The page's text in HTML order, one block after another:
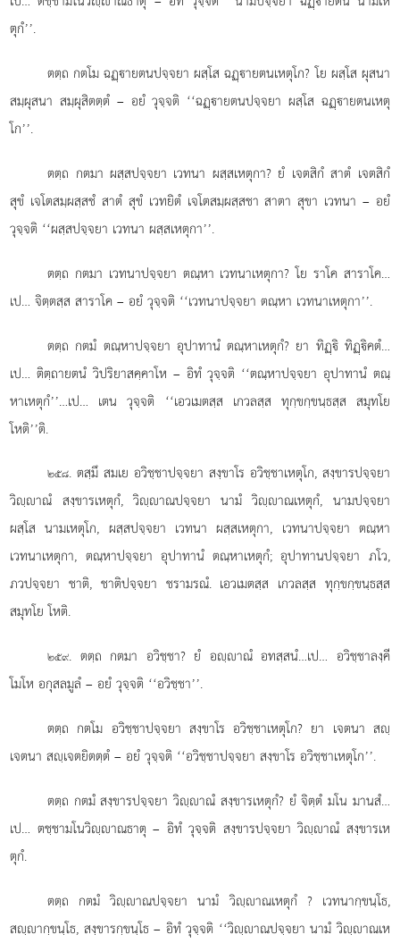
ตุกํ’’.
ตตฺถ กตโม ฉฏฺายตนปจฺจยา ผสฺโส ฉฏฺายตนเหตุโก? โย ผสฺโส ผุสนา
สมฺผุสนา สมฺผุสิตตฺตํ – อยํ วุจฺจติ ‘‘ฉฏฺายตนปจฺจยา ผสฺโส ฉฏฺายตนเหตุ
โก’’.
ตตฺถ กตมา ผสฺสปจฺจยา เวทนา ผสฺสเหตุกา? ยํ เจตสิกํ สาตํ เจตสิกํ
สุขํ เจโตสมฺผสฺสชํ สาตํ สุขํ เวทยิตํ เจโตสมฺผสฺสชา สาตา สุขา เวทนา – อยํ
วุจฺจติ ‘‘ผสฺสปจฺจยา เวทนา ผสฺสเหตุกา’’.
ตตฺถ กตมา เวทนาปจฺจยา ตณฺหา เวทนาเหตุกา? โย ราโค สาราโค…
เป… จิตฺตสฺส สาราโค – อยํ วุจฺจติ ‘‘เวทนาปจฺจยา ตณฺหา เวทนาเหตุกา’’.
ตตฺถ กตมํ ตณฺหาปจฺจยา อุปาทานํ ตณฺหาเหตุกํ? ยา ทิฏฺิ ทิฏฺิคตํ…
เป… ติตฺถายตนํ วิปริยาสคฺคาโห – อิทํ วุจฺจติ ‘‘ตณฺหาปจฺจยา อุปาทานํ ตณฺ
หาเหตุกํ’’…เป… เตน วุจฺจติ ‘‘เอวเมตสฺส เกวลสฺส ทุกฺขกฺขนฺธสฺส สมุทโย
โหติ’’ติ.
๒๕๘. ตสฺมึ สมเย อวิชฺชาปจฺจยา สงฺขาโร อวิชฺชาเหตุโก, สงฺขารปจฺจยา
วิฺาณํ สงฺขารเหตุกํ, วิฺาณปจฺจยา นามํ วิฺาณเหตุกํ, นามปจฺจยา
ผสฺโส นามเหตุโก, ผสฺสปจฺจยา เวทนา ผสฺสเหตุกา, เวทนาปจฺจยา ตณฺหา
เวทนาเหตุกา, ตณฺหาปจฺจยา อุปาทานํ ตณฺหาเหตุกํ; อุปาทานปจฺจยา ภโว,
ภวปจฺจยา ชาติ, ชาติปจฺจยา ชรามรณํ. เอวเมตสฺส เกวลสฺส ทุกฺขกฺขนฺธสฺส
สมุทโย โหติ.
๒๕๙. ตตฺถ กตมา อวิชฺชา? ยํ อฺาณํ อทสฺสนํ…เป… อวิชฺชาลงฺคี
โมโห อกุสลมูลํ – อยํ วุจฺจติ ‘‘อวิชฺชา’’.
ตตฺถ กตโม อวิชฺชาปจฺจยา สงฺขาโร อวิชฺชาเหตุโก? ยา เจตนา สฺ
เจตนา สฺเจตยิตตฺตํ – อยํ วุจฺจติ ‘‘อวิชฺชาปจฺจยา สงฺขาโร อวิชฺชาเหตุโก’’.
ตตฺถ กตมํ สงฺขารปจฺจยา วิฺาณํ สงฺขารเหตุกํ? ยํ จิตฺตํ มโน มานสํ…
เป… ตชฺชามโนวิฺาณธาตุ – อิทํ วุจฺจติ สงฺขารปจฺจยา วิฺาณํ สงฺขารเห
ตุกํ.
ตตฺถ กตมํ วิฺาณปจฺจยา นามํ วิฺาณเหตุกํ ? เวทนากฺขนฺโธ,
สฺากฺขนฺโธ, สงฺขารกฺขนฺโธ – อิทํ วุจฺจติ ‘‘วิฺาณปจฺจยา นามํ วิฺาณเห